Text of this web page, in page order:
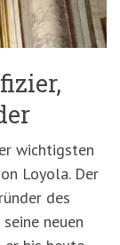
wichtigsten
Loyola. Der
des
neuen